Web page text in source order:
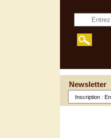
Newsletter